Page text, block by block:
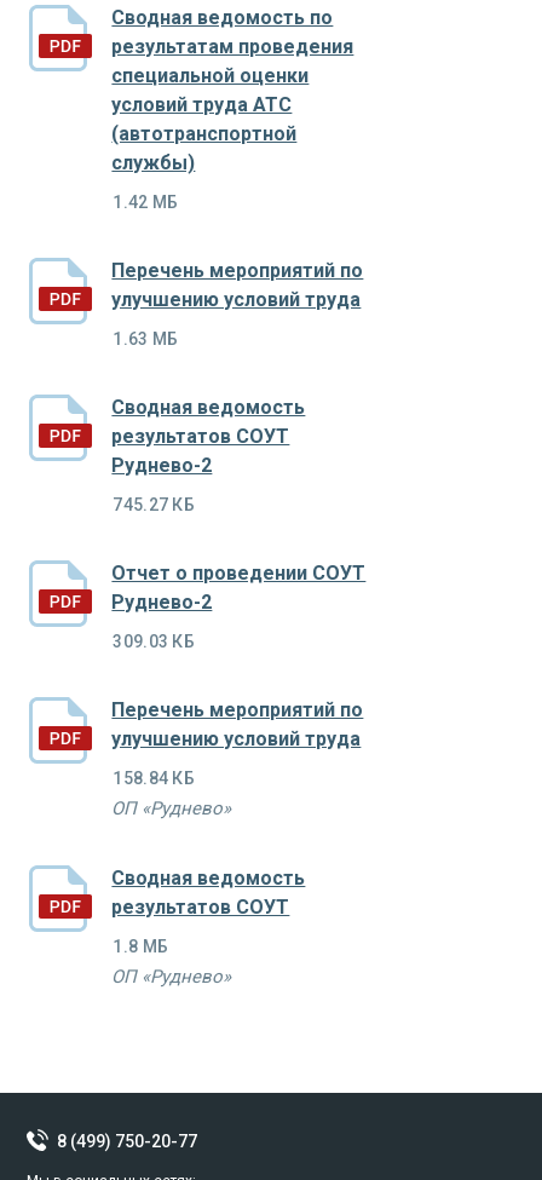
Сводная ведомость по
результатам проведения
специальной оценки
условий труда АТС
(автотранспортной
службы)
1.42 МБ
Перечень мероприятий по
улучшению условий труда
1.63 МБ
Сводная ведомость
результатов СОУТ
Руднево-2
745.27 КБ
Отчет о проведении СОУТ
Руднево-2
309.03 КБ
Перечень мероприятий по
улучшению условий труда
158.84 КБ
ОП «Руднево»
Сводная ведомость
результатов СОУТ
1.8 МБ
ОП «Руднево»
8 (499) 750-20-77